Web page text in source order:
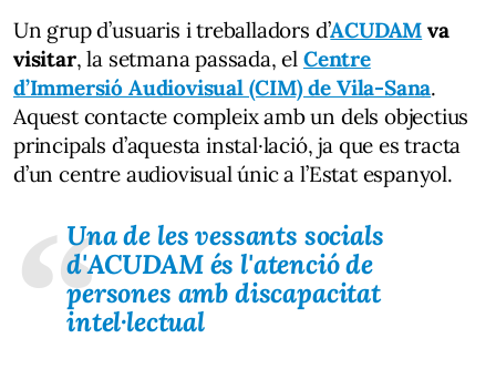
Un grup d’usuaris i treballadors d’ACUDAM va
visitar, la setmana passada, el Centre
d’Immersió Audiovisual (CIM) de Vila-Sana.
Aquest contacte compleix amb un dels objectius
principals d’aquesta instal·lació, ja que es tracta
d’un centre audiovisual únic a l’Estat espanyol.
Una de les vessants socials
d'ACUDAM és l'atenció de
persones amb discapacitat
intel·lectual